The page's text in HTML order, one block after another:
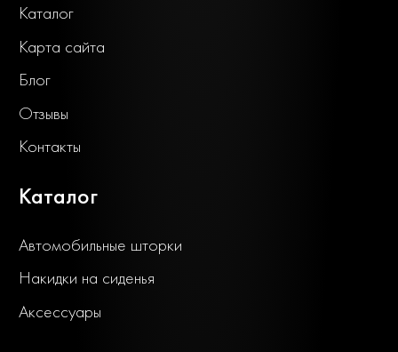
Каталог
Карта сайта
Блог
Отзывы
Контакты
Каталог
Автомобильные шторки
Накидки на сиденья
Аксессуары